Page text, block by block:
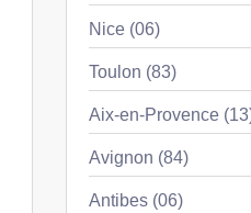
Nice (06)
Toulon (83)
Aix-en-Provence
Avignon (84)
Antibes (06)